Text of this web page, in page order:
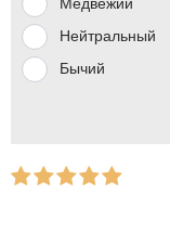
Нейтральный
Бычий